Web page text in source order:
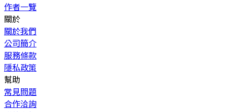
作者一覽
關於
關於我們
公司簡介
服務條款
隱私政策
幫助
常見問題
合作洽詢